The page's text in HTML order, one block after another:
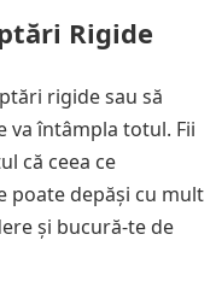
Rigide
rigide sau să
va întâmpla totul. Fii
că ceea ce
poate depăși cu mult
și bucură-te de